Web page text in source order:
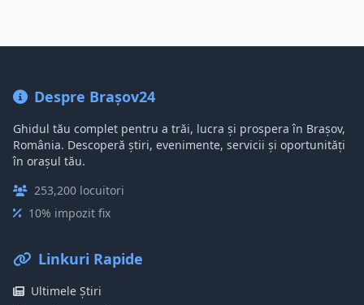
Despre Brașov24
Ghidul tău complet pentru a trăi, lucra și prospera în Brașov,
România. Descoperă știri, evenimente, servicii și oportunități
în orașul tău.
253,200 locuitori
10% impozit fix
Linkuri Rapide
Ultimele Știri